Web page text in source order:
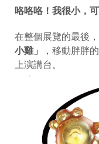
咯咯咯！我很小，
在整個展覽的最後
小雞」
，移動胖胖
上演講台。